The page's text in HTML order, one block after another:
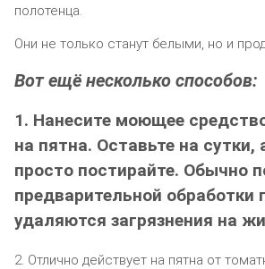
полотенца.
Они не только станут белыми, но и
Вот ещё несколько способов:
1. Нанесите моющее
на пятна. Оставьте на сутки,
просто постирайте. Обычно
предварительной обработки
удаляются загрязнения на
2. Отлично действует на пятна от